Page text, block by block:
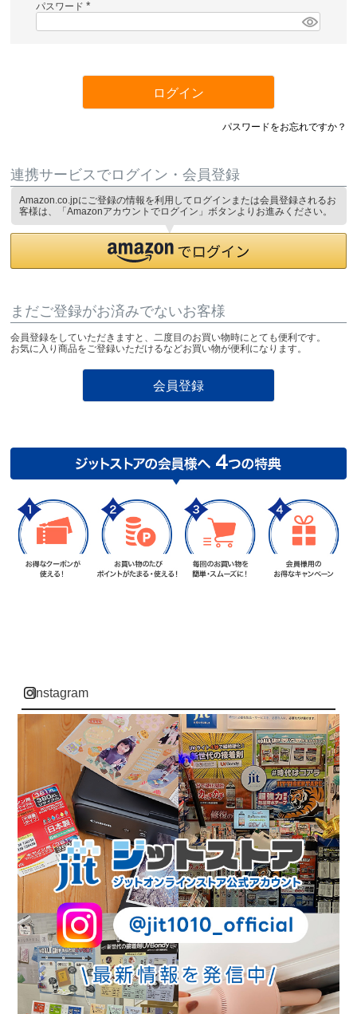
パスワード
必
ログイン
パスワードをお忘れですか？
連携サービスでログイン・会員登録
Amazon.co.jpにご登録の情報を利用してログインまたは会員登録されるお
客様は、「Amazonアカウントでログイン」ボタンよりお進みください。
まだご登録がお済みでないお客様
会員登録をしていただきますと、二度目のお買い物時にとても便利です。
お気に入り商品をご登録いただけるなどお買い物が便利になります。
会員登録
instagram